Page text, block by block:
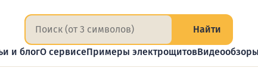
Найти
и блогО сервисеПримеры электрощитовВидеообзоры